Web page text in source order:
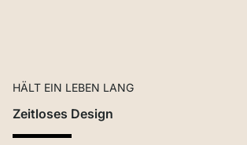
HÄLT EIN LEBEN LANG
Zeitloses Design